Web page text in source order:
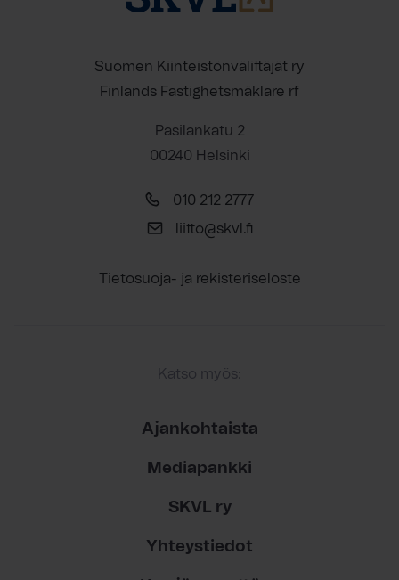
Suomen Kiinteistönvälittäjät ry
Finlands Fastighetsmäklare rf
Pasilankatu 2
00240 Helsinki
010 212 2777
liitto@skvl.fi
Tietosuoja- ja rekisteriseloste
Katso myös:
Ajankohtaista
Mediapankki
SKVL ry
Yhteystiedot